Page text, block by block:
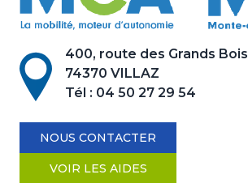
400, route des Grands Bois
74370 VILLAZ
Tél : 04 50 27 29 54
NOUS CONTACTER
VOIR LES AIDES